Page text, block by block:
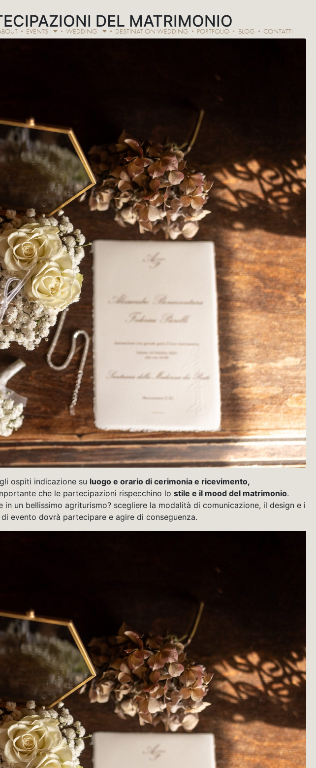
EVENTS WEDDING DESTINATION WEDDING PORTFOLIO BLOG CONTATTI
DEL MATRIMONIO
ospiti indicazione su luogo e orario di cerimonia e ricevimento,
che le partecipazioni rispecchino lo stile e il mood del matrimonio.
un bellissimo agriturismo? scegliere la modalità di comunicazione, il design e i
evento dovrà partecipare e agire di conseguenza.